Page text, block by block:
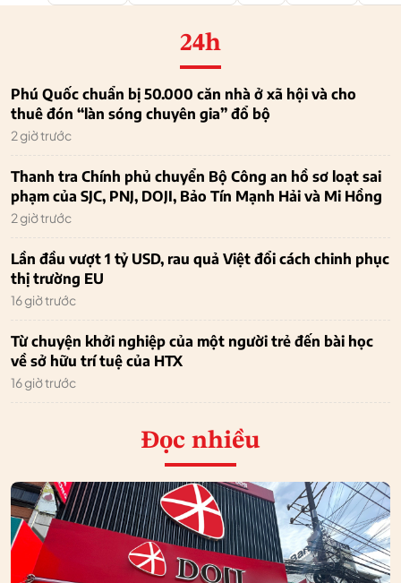
24h
Phú Quốc chuẩn bị 50.000 căn nhà ở xã hội và cho
thuê đón “làn sóng chuyên gia” đổ bộ
2 giờ trước
Thanh tra Chính phủ chuyển Bộ Công an hồ sơ loạt sai
phạm của SJC, PNJ, DOJI, Bảo Tín Mạnh Hải và Mi Hồng
2 giờ trước
Lần đầu vượt 1 tỷ USD, rau quả Việt đổi cách chinh phục
thị trường EU
16 giờ trước
Từ chuyện khởi nghiệp của một người trẻ đến bài học
về sở hữu trí tuệ của HTX
16 giờ trước
Đọc nhiều